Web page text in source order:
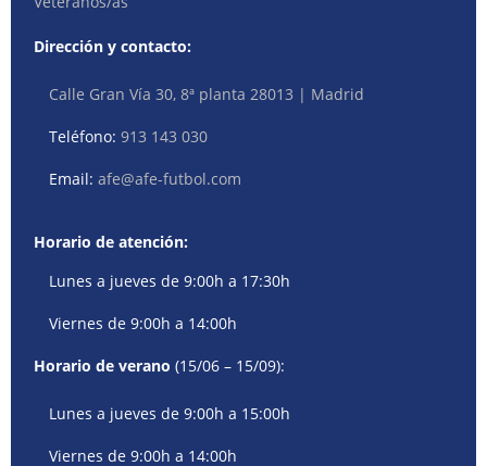
Dirección y contacto:
Calle Gran Vía 30, 8ª planta 28013 | Madrid
Teléfono:913 143 030
Email:afe@afe-futbol.com
Horario de atención:
Lunes a jueves de 9:00h a 17:30h
Viernes de 9:00h a 14:00h
Horario de verano (15/06 – 15/09):
Lunes a jueves de 9:00h a 15:00h
Viernes de 9:00h a 14:00h